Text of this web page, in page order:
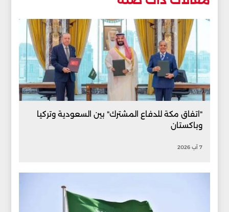
"اتفاق مكة للدفاع المشترك" بين السعودية وتركيا
وباكستان
7 آب 2026